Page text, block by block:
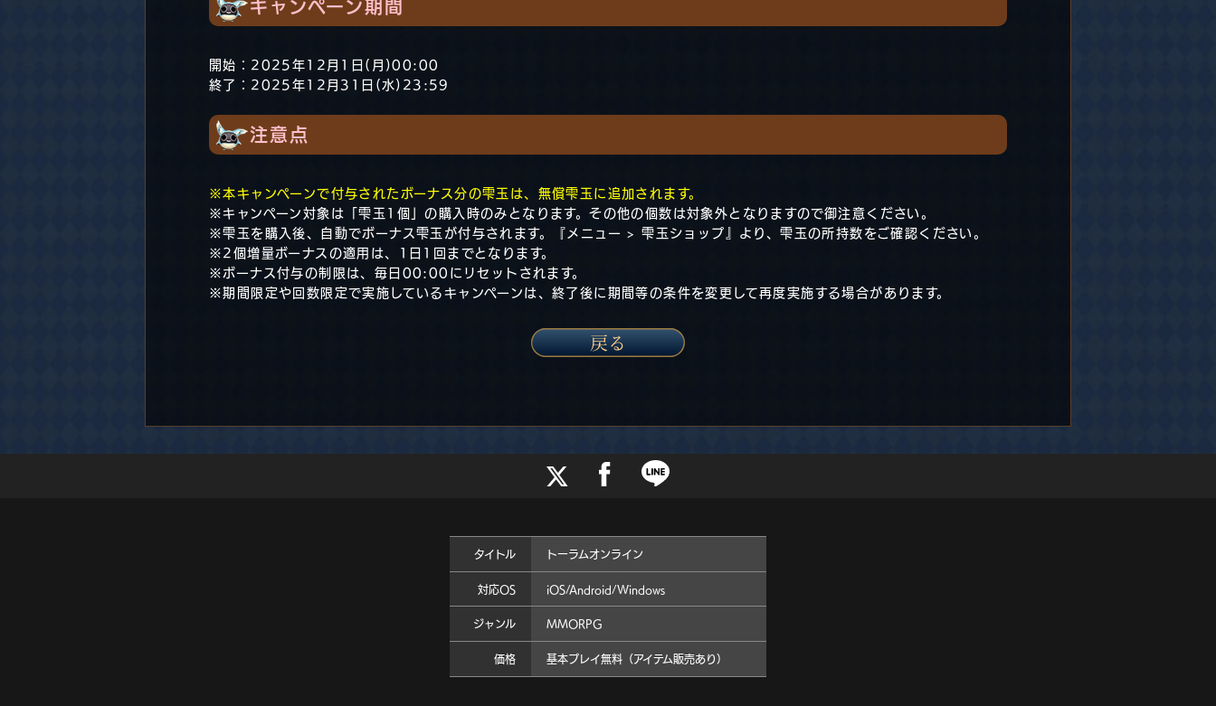
キャンペーン期間
開始：2025年12月1日(月)00:00
終了：2025年12月31日(水)23:59
注意点
※本キャンペーンで付与されたボーナス分の雫玉は、無償雫玉に追加されます。
※キャンペーン対象は「雫玉1個」の購入時のみとなります。その他の個数は対象外となりますので御注意ください。
※雫玉を購入後、自動でボーナス雫玉が付与されます。『メニュー > 雫玉ショップ』より、雫玉の所持数をご確認ください。
※2個増量ボーナスの適用は、1日1回までとなります。
※ボーナス付与の制限は、毎日00:00にリセットされます。
※期間限定や回数限定で実施しているキャンペーンは、終了後に期間等の条件を変更して再度実施する場合があります。
タイトル トーラムオンライン
対応OS iOS/Android/Windows
ジャンル MMORPG
価格 基本プレイ無料（アイテム販売あり）